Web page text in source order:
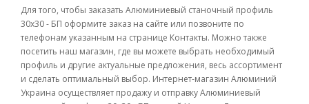
Для того, чтобы заказать Алюминиевый станочный профиль
30х30 - БП оформите заказ на сайте или позвоните по
телефонам указанным на странице Контакты. Можно также
посетить наш магазин, где вы можете выбрать необходимый
профиль и другие актуальные предложения, весь ассортимент
и сделать оптимальный выбор. Интернет-магазин Алюминий
Украина осуществляет продажу и отправку Алюминиевый